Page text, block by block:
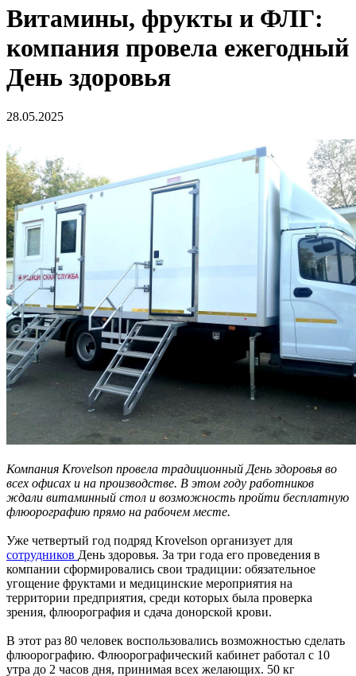
Витамины, фрукты и ФЛГ:
компания провела ежегодный
День здоровья
28.05.2025
Компания Krovelson провела традиционный День здоровья во
всех офисах и на производстве. В этом году работников
ждали витаминный стол и возможность пройти бесплатную
флюорографию прямо на рабочем месте.
Уже четвертый год подряд Krovelson организует для
сотрудников День здоровья. За три года его проведения в
компании сформировались свои традиции: обязательное
угощение фруктами и медицинские мероприятия на
территории предприятия, среди которых была проверка
зрения, флюорография и сдача донорской крови.
В этот раз 80 человек воспользовались возможностью сделать
флюорографию. Флюорографический кабинет работал с 10
утра до 2 часов дня, принимая всех желающих. 50 кг